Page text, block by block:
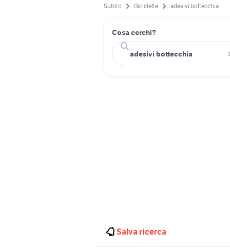
Subito Biciclette adesivi bottecchia
Cosa cerchi?
Salva ricerca